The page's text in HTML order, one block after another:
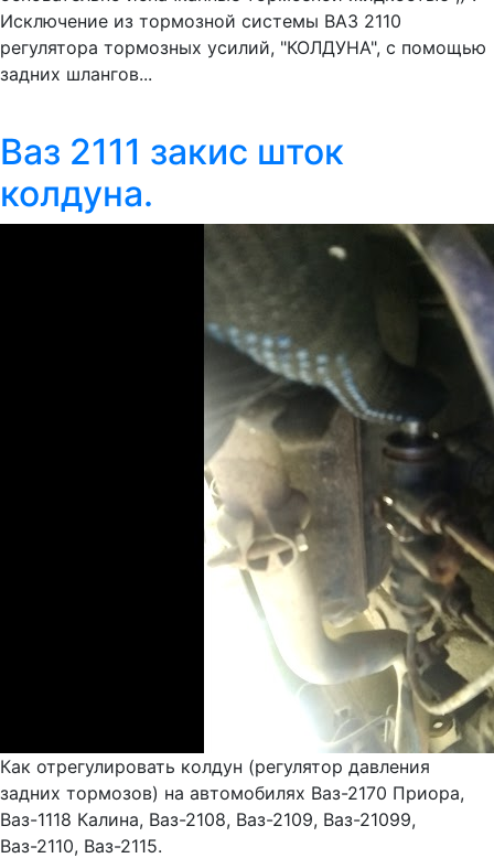
Исключение из тормозной системы ВАЗ 2110
регулятора тормозных усилий, "КОЛДУНА", с помощью
задних шлангов...
Ваз 2111 закис шток
колдуна.
Как отрегулировать колдун (регулятор давления
задних тормозов) на автомобилях Ваз-2170 Приора,
Ваз-1118 Калина, Ваз-2108, Ваз-2109, Ваз-21099,
Ваз-2110, Ваз-2115.